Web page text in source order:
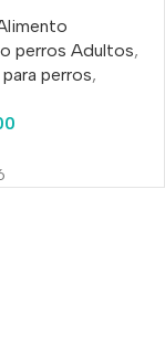
perros Adultos,
perros,